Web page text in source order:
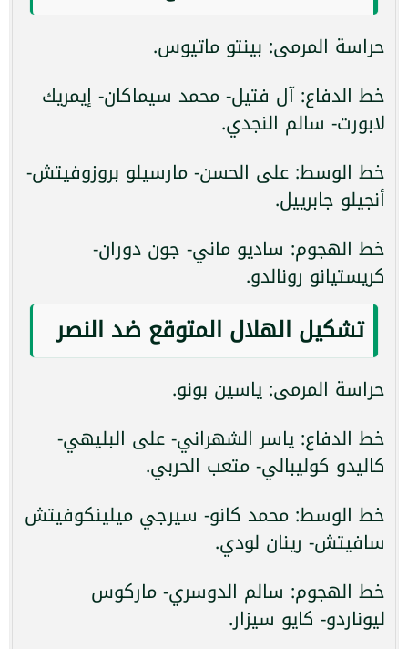
حراسة المرمى: بينتو ماتيوس.
خط الدفاع: آل فتيل- محمد سيماكان- إيمريك
لابورت- سالم النجدي.
خط الوسط: على الحسن- مارسيلو بروزوفيتش-
أنجيلو جابرييل.
خط الهجوم: ساديو ماني- جون دوران-
كريستيانو رونالدو.
تشكيل الهلال المتوقع ضد النصر
حراسة المرمى: ياسين بونو.
خط الدفاع: ياسر الشهراني- على البليهي-
كاليدو كوليبالي- متعب الحربي.
خط الوسط: محمد كانو- سيرجي ميلينكوفيتش
سافيتش- رينان لودي.
خط الهجوم: سالم الدوسري- ماركوس
ليوناردو- كايو سيزار.